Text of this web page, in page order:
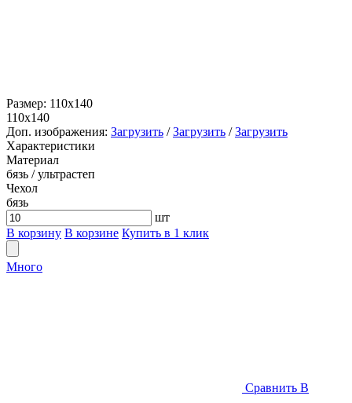
Размер: 110x140
110x140
Доп. изображения: Загрузить /Загрузить /Загрузить
Характеристики
Материал
бязь / ультрастеп
Чехол
бязь
шт
В корзину В корзине Купить в 1 клик
Много
Сравнить В